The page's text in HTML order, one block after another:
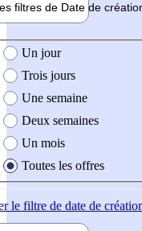
filtres de Date de
création de l'offre
Un jour
Trois jours
Une semaine
Deux semaines
Un mois
Toutes les offres
le filtre de date de